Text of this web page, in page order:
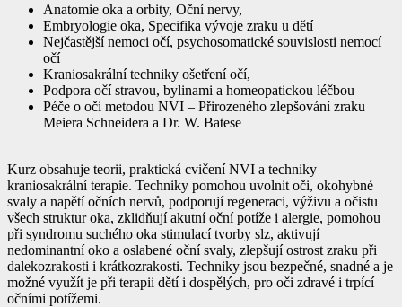
Anatomie oka a orbity, Oční nervy,
Embryologie oka, Specifika vývoje zraku u dětí
Nejčastější nemoci očí, psychosomatické souvislosti nemocí
očí
Kraniosakrální techniky ošetření očí,
Podpora očí stravou, bylinami a homeopatickou léčbou
Péče o oči metodou NVI – Přirozeného zlepšování zraku
Meiera Schneidera a Dr. W. Batese
Kurz obsahuje teorii, praktická cvičení NVI a techniky
kraniosakrální terapie. Techniky pomohou uvolnit oči, okohybné
svaly a napětí očních nervů, podporují regeneraci, výživu a očistu
všech struktur oka, zklidňují akutní oční potíže i alergie, pomohou
při syndromu suchého oka stimulací tvorby slz, aktivují
nedominantní oko a oslabené oční svaly, zlepšují ostrost zraku při
dalekozrakosti i krátkozrakosti. Techniky jsou bezpečné, snadné a je
možné využít je při terapii dětí i dospělých, pro oči zdravé i trpící
očními potížemi.